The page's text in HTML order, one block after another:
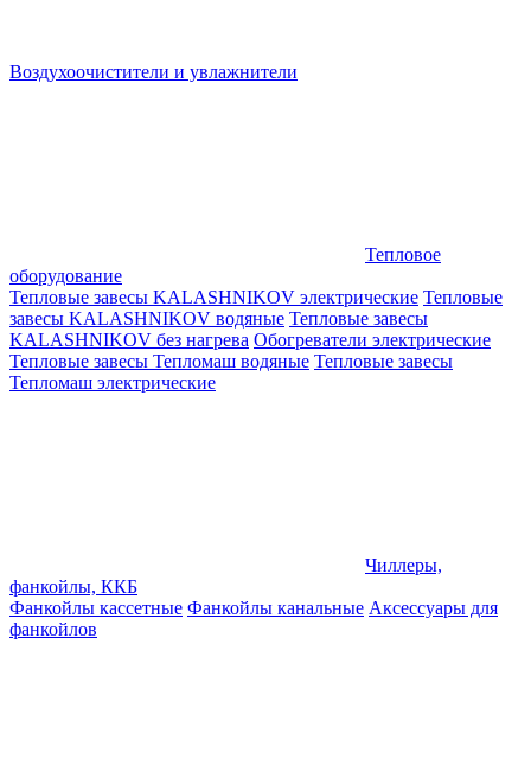
Воздухоочистители и увлажнители
Тепловое
оборудование
Тепловые завесы KALASHNIKOV электрические Тепловые
завесы KALASHNIKOV водяные Тепловые завесы
KALASHNIKOV без нагрева Обогреватели электрические
Тепловые завесы Тепломаш водяные Тепловые завесы
Тепломаш электрические
Чиллеры,
фанкойлы, ККБ
Фанкойлы кассетные Фанкойлы канальные Аксессуары для
фанкойлов